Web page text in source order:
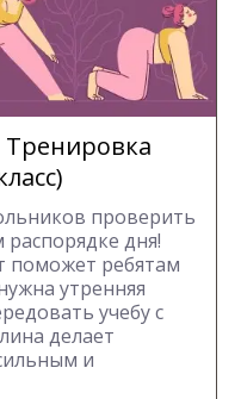
Тренировка
проверить
дня!
поможет ребятам
утренняя
учебу с
делает
и